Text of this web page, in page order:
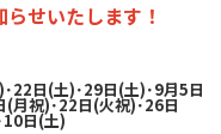
せいたします！
22日(土)･29日(土)･9月5日
月祝)･22日(火祝)･26日
日(土)